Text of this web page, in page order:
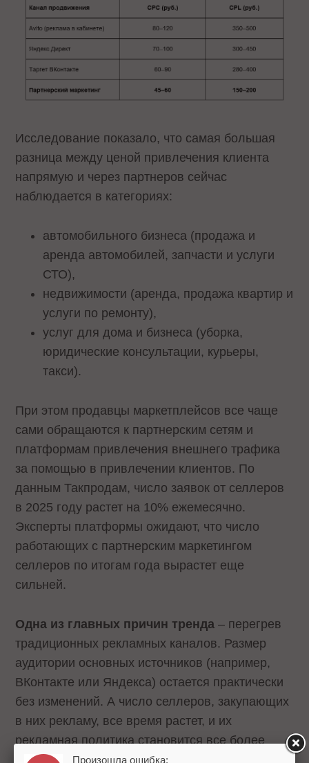
Исследование показало, что самая большая
разница между ценой привлечения клиента
напрямую и через партнеров сейчас
наблюдается в категориях:
автомобильного бизнеса (продажа и
аренда автомобилей, запчасти и услуги
СТО),
недвижимости (аренда, продажа квартир и
услуги по ремонту),
услуг для дома и бизнеса (уборка,
юридические консультации, курьеры,
такси).
При этом продавцы маркетплейсов все чаще
сами обращаются к партнерским сетям и
платформам привлечения внешнего трафика
за помощью в привлечении клиентов. По
данным Такпродам, число заявок от селлеров
в 2025 году растет на 10% ежемесячно.
Эксперты платформы ожидают, что число
работающих с партнерским маркетингом
селлеров по итогам года вырастет еще
сильней.
Одна из главных причин тренда – перегрев
традиционных рекламных каналов. Размер
аудитории основных источников (например,
ВКонтакте или Яндекса) остается практически
без изменений. А число селлеров, закупающих
в них рекламу, все время растет, и их
рекламная политика становится все более
агрессивной. Это приводит к существенному
Произошла ошибка: